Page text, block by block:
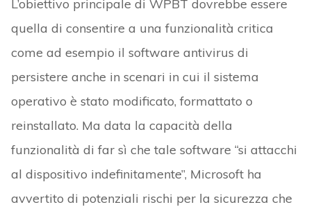
L’obiettivo principale di WPBT dovrebbe essere
quella di consentire a una funzionalità critica
come ad esempio il software antivirus di
persistere anche in scenari in cui il sistema
operativo è stato modificato, formattato o
reinstallato. Ma data la capacità della
funzionalità di far sì che tale software “si attacchi
al dispositivo indefinitamente”, Microsoft ha
avvertito di potenziali rischi per la sicurezza che